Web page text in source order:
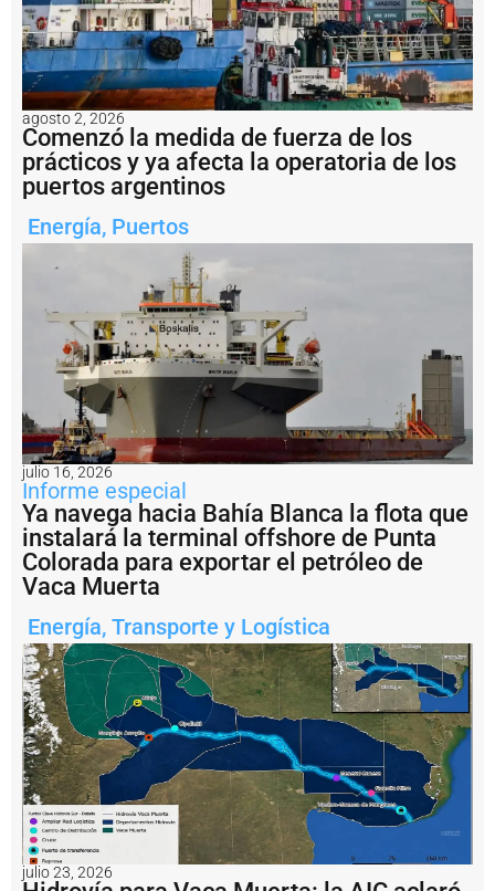
T
N
A
v
e
ll
a
n
e
d
2
e
l
b
u
q
u
e
m
u
lt
i
p
r
o
p
ó
s
it
o
m
á
s
g
r
agosto 2, 2026
Comenzó la medida de fuerza de los
prácticos y ya afecta la operatoria de los
puertos argentinos
Energía, Puertos
julio 16, 2026
Informe especial
Ya navega hacia Bahía Blanca la flota que
instalará la terminal offshore de Punta
Colorada para exportar el petróleo de
Vaca Muerta
Energía, Transporte y Logística
julio 23, 2026